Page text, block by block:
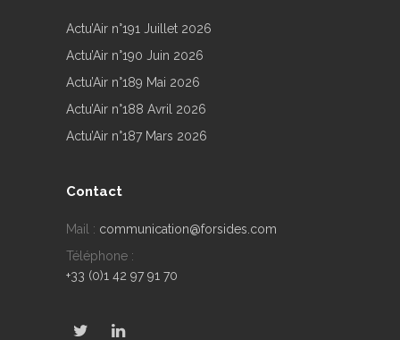
Actu’Air n°191 Juillet 2026
Actu’Air n°190 Juin 2026
Actu’Air n°189 Mai 2026
Actu’Air n°188 Avril 2026
Actu’Air n°187 Mars 2026
Contact
Mail : communication@forsides.com
Téléphone :
+33 (0)1 42 97 91 70